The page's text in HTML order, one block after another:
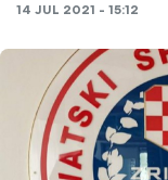
14 JUL 2021 - 15:12